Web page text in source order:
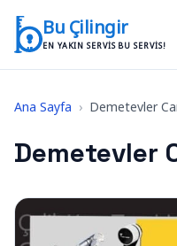
Bu Çilingir
EN YAKIN SERVIS BU SERVIS!
Ana Sayfa › Demetevler
Demetevler